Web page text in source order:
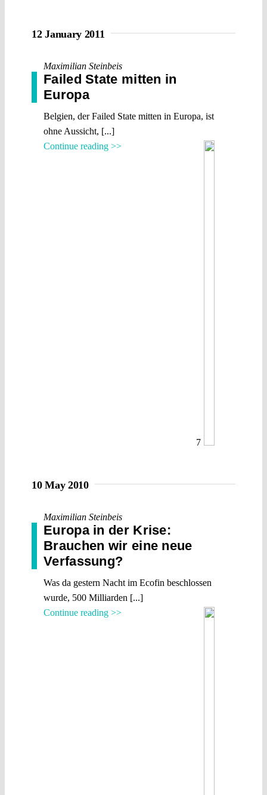
12 January 2011
Maximilian Steinbeis
Failed State mitten in
Europa
Belgien, der Failed State mitten in Europa, ist
ohne Aussicht, [...]
Continue reading >>
7
10 May 2010
Maximilian Steinbeis
Europa in der Krise:
Brauchen wir eine neue
Verfassung?
Was da gestern Nacht im Ecofin beschlossen
wurde, 500 Milliarden [...]
Continue reading >>